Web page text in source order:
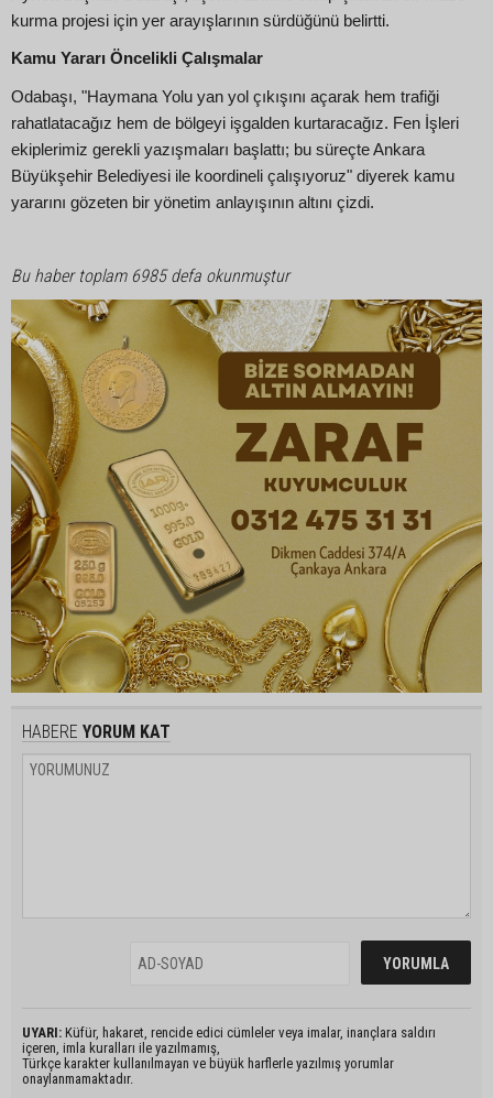
kurma projesi için yer arayışlarının sürdüğünü belirtti.
Kamu Yararı Öncelikli Çalışmalar
Odabaşı, "Haymana Yolu yan yol çıkışını açarak hem trafiği
rahatlatacağız hem de bölgeyi işgalden kurtaracağız. Fen İşleri
ekiplerimiz gerekli yazışmaları başlattı; bu süreçte Ankara
Büyükşehir Belediyesi ile koordineli çalışıyoruz" diyerek kamu
yararını gözeten bir yönetim anlayışının altını çizdi.
Bu haber toplam 6985 defa okunmuştur
HABERE YORUM KAT
UYARI: Küfür, hakaret, rencide edici cümleler veya imalar, inançlara saldırı
içeren, imla kuralları ile yazılmamış,
Türkçe karakter kullanılmayan ve büyük harflerle yazılmış yorumlar
onaylanmamaktadır.